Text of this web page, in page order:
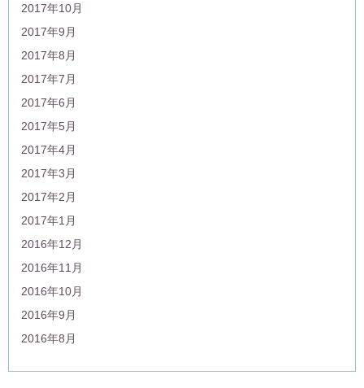
2017年10月
2017年9月
2017年8月
2017年7月
2017年6月
2017年5月
2017年4月
2017年3月
2017年2月
2017年1月
2016年12月
2016年11月
2016年10月
2016年9月
2016年8月